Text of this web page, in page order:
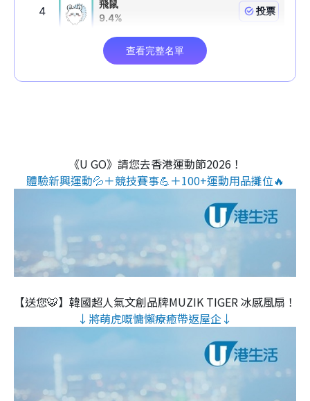
《U GO》請您去香港運動節2026！
體驗新興運動💦＋競技賽事💪＋100+運動用品攤位🔥
【送您🐯】韓國超人氣文創品牌MUZIK TIGER 冰感風扇！
↓將萌虎嘅慵懶療癒帶返屋企↓